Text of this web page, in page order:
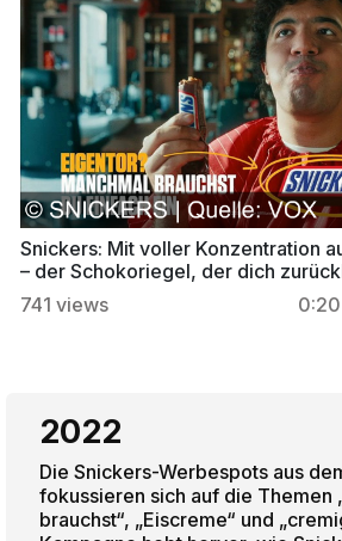
Snickers: Mit voller Konzentration
– der Schokoriegel, der dich
741 views 0:20
2022
Die Snickers-Werbespots aus
fokussieren sich auf die Themen
brauchst“, „Eiscreme“ und